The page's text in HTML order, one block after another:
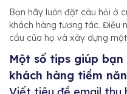
Bạn hãy luôn đặt câu hỏi ở
khách hàng tương tác. Điều
cầu của họ và xây dựng
Một số tips giúp
khách hàng tiềm